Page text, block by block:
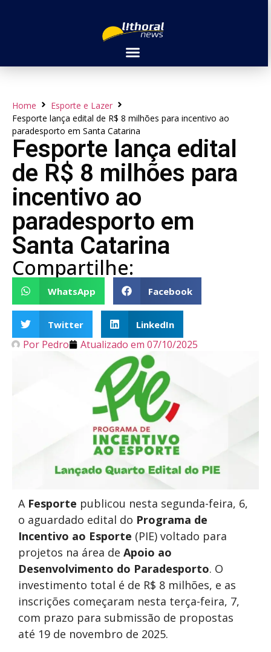
Home
Esporte e Lazer
Fesporte lança edital de R$ 8 milhões para incentivo ao
paradesporto em Santa Catarina
Fesporte lança edital
de R$ 8 milhões para
incentivo ao
paradesporto em
Santa Catarina
Compartilhe:
WhatsApp Facebook
Twitter LinkedIn
Por Pedro Atualizado em 07/10/2025
A Fesporte publicou nesta segunda-feira, 6,
o aguardado edital do Programa de
Incentivo ao Esporte (PIE) voltado para
projetos na área de Apoio ao
Desenvolvimento do Paradesporto. O
investimento total é de R$ 8 milhões, e as
inscrições começaram nesta terça-feira, 7,
com prazo para submissão de propostas
até 19 de novembro de 2025.